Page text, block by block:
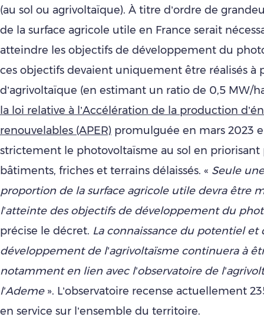
(au sol ou agrivoltaïque). À titre d’ordre de
de la surface agricole utile en France serait
atteindre les objectifs de développement du
ces objectifs devaient uniquement être réalisés à
d’agrivoltaïque (en estimant un ratio de 0,5 MW/
la loi relative à l’Accélération de la production
renouvelables (APER) promulguée en mars 2023
strictement le photovoltaïsme au sol en priorisant
bâtiments, friches et terrains délaissés. « Seule
proportion de la surface agricole utile devra être
l’atteinte des objectifs de développement du
précise le décret. La connaissance du potentiel et
développement de l’agrivoltaïsme continuera à
notamment en lien avec l’observatoire de
l’Ademe». L’observatoire recense actuellement
en service sur l’ensemble du territoire.